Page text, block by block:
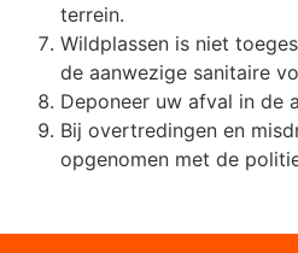
terrein.
Wildplassen is niet
de aanwezige sanitaire
Deponeer uw afval in de
Bij overtredingen en
opgenomen met de